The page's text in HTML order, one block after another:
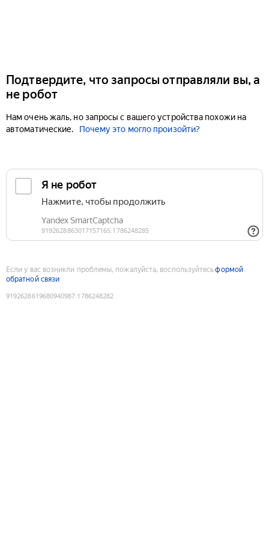
Подтвердите, что запросы отправляли вы, а
не робот
Нам очень жаль, но запросы с вашего устройства похожи на
автоматические.
Почему это могло произойти?
Если у вас возникли проблемы, пожалуйста, воспользуйтесьформой
обратной связи
9192628619680940987:1786248282